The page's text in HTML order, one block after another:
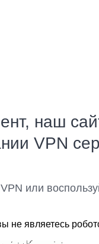
наш
VPN
или
не являетесь